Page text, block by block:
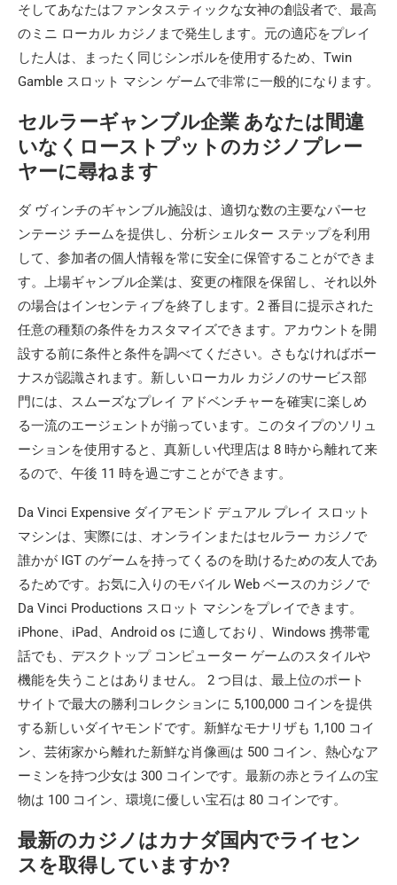
そしてあなたはファンタスティックな女神の創設者で、最高
のミニ ローカル カジノまで発生します。元の適応をプレイ
した人は、まったく同じシンボルを使用するため、Twin
Gamble スロット マシン ゲームで非常に一般的になります。
セルラーギャンブル企業 あなたは間違
いなくローストプットのカジノプレー
ヤーに尋ねます
ダ ヴィンチのギャンブル施設は、適切な数の主要なパーセ
ンテージ チームを提供し、分析シェルター ステップを利用
して、参加者の個人情報を常に安全に保管することができま
す。上場ギャンブル企業は、変更の権限を保留し、それ以外
の場合はインセンティブを終了します。2 番目に提示された
任意の種類の条件をカスタマイズできます。アカウントを開
設する前に条件と条件を調べてください。さもなければボー
ナスが認識されます。新しいローカル カジノのサービス部
門には、スムーズなプレイ アドベンチャーを確実に楽しめ
る一流のエージェントが揃っています。このタイプのソリュ
ーションを使用すると、真新しい代理店は 8 時から離れて来
るので、午後 11 時を過ごすことができます。
Da Vinci Expensive ダイアモンド デュアル プレイ スロット
マシンは、実際には、オンラインまたはセルラー カジノで
誰かが IGT のゲームを持ってくるのを助けるための友人であ
るためです。お気に入りのモバイル Web ベースのカジノで
Da Vinci Productions スロット マシンをプレイできます。
iPhone、iPad、Android os に適しており、Windows 携帯電
話でも、デスクトップ コンピューター ゲームのスタイルや
機能を失うことはありません。 2 つ目は、最上位のポート
サイトで最大の勝利コレクションに 5,100,000 コインを提供
する新しいダイヤモンドです。新鮮なモナリザも 1,100 コイ
ン、芸術家から離れた新鮮な肖像画は 500 コイン、熱心なア
ーミンを持つ少女は 300 コインです。最新の赤とライムの宝
物は 100 コイン、環境に優しい宝石は 80 コインです。
最新のカジノはカナダ国内でライセン
スを取得していますか?